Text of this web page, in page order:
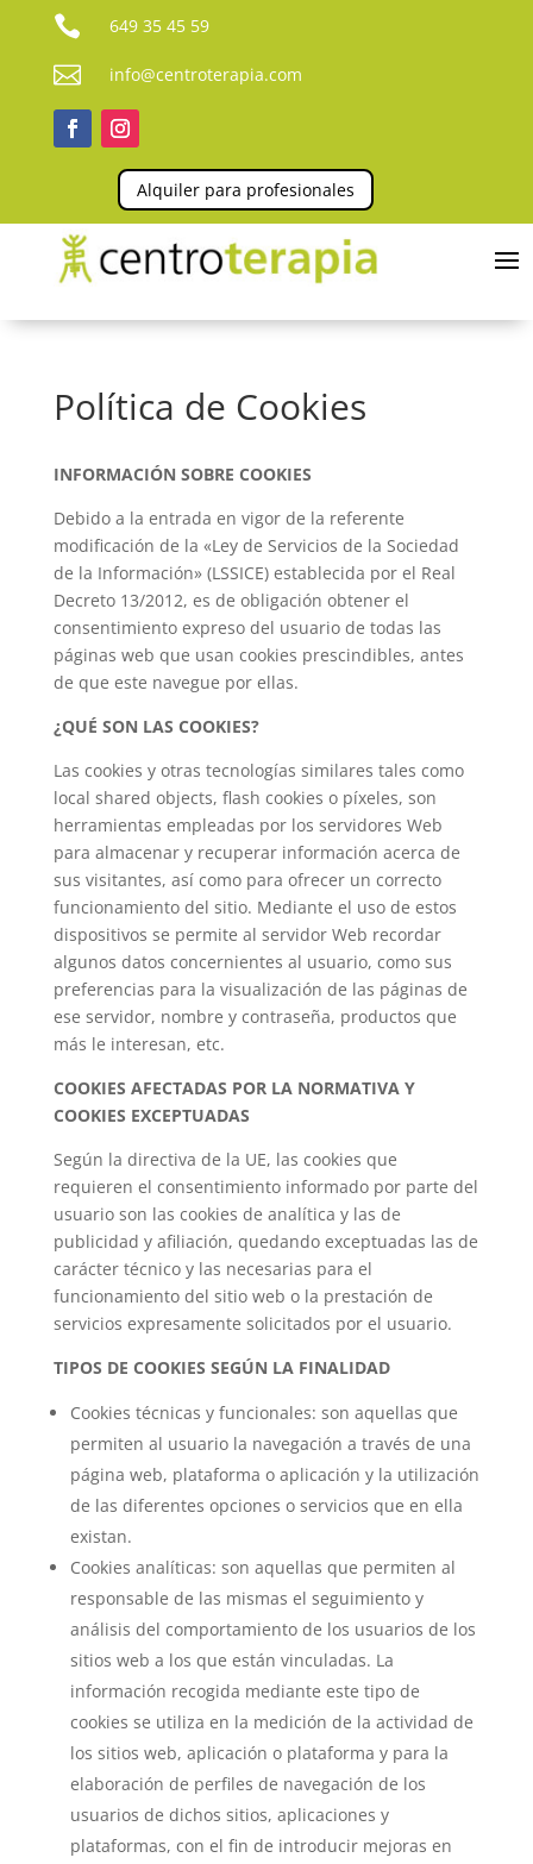
 649 35 45 59
 info@centroterapia.com
Alquiler para profesionales
Política de Cookies
INFORMACIÓN SOBRE COOKIES
Debido a la entrada en vigor de la referente
modificación de la «Ley de Servicios de la Sociedad
de la Información» (LSSICE) establecida por el Real
Decreto 13/2012, es de obligación obtener el
consentimiento expreso del usuario de todas las
páginas web que usan cookies prescindibles, antes
de que este navegue por ellas.
¿QUÉ SON LAS COOKIES?
Las cookies y otras tecnologías similares tales como
local shared objects, flash cookies o píxeles, son
herramientas empleadas por los servidores Web
para almacenar y recuperar información acerca de
sus visitantes, así como para ofrecer un correcto
funcionamiento del sitio. Mediante el uso de estos
dispositivos se permite al servidor Web recordar
algunos datos concernientes al usuario, como sus
preferencias para la visualización de las páginas de
ese servidor, nombre y contraseña, productos que
más le interesan, etc.
COOKIES AFECTADAS POR LA NORMATIVA Y
COOKIES EXCEPTUADAS
Según la directiva de la UE, las cookies que
requieren el consentimiento informado por parte del
usuario son las cookies de analítica y las de
publicidad y afiliación, quedando exceptuadas las de
carácter técnico y las necesarias para el
funcionamiento del sitio web o la prestación de
servicios expresamente solicitados por el usuario.
TIPOS DE COOKIES SEGÚN LA FINALIDAD
Cookies técnicas y funcionales: son aquellas que
permiten al usuario la navegación a través de una
página web, plataforma o aplicación y la utilización
de las diferentes opciones o servicios que en ella
existan.
Cookies analíticas: son aquellas que permiten al
responsable de las mismas el seguimiento y
análisis del comportamiento de los usuarios de los
sitios web a los que están vinculadas. La
información recogida mediante este tipo de
cookies se utiliza en la medición de la actividad de
los sitios web, aplicación o plataforma y para la
elaboración de perfiles de navegación de los
usuarios de dichos sitios, aplicaciones y
plataformas, con el fin de introducir mejoras en